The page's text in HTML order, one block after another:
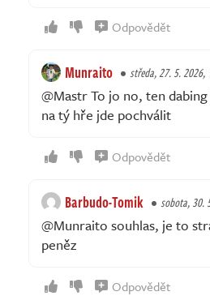
Odpovědět
Munraito středa, 27. 5. 2026,
@Mastr To jo no, ten
na tý hře jde pochválit
Odpovědět
Barbudo-Tomik sobota, 30.
@Munraito souhlas, je to
peněz
Odpovědět